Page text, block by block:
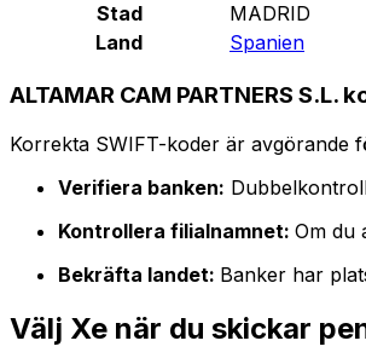
Stad
MADRID
Land
Spanien
ALTAMAR CAM PARTNERS S.L.
Korrekta SWIFT-koder är avgörande
Verifiera banken:
Kontrollera filialnamnet: Om du
Bekräfta landet: Banker har
Välj Xe när du skickar